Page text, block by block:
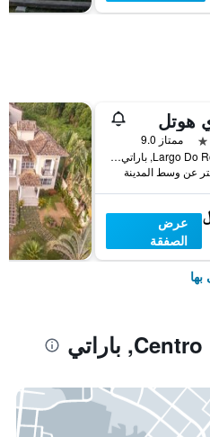
هوتل
ممتاز 9.0
Largo Do Rosario, 1, باراتي, البرازيل
عرض
الصفقة